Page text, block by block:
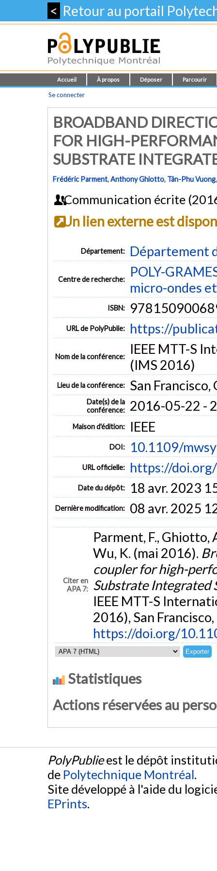
< Retour au portail
Accueil À propos Déposer Parcourir
Se connecter
BROADBAND
FOR HIGH-
SUBSTRATE
Frédéric Parment,Anthony Ghiotto, Tân-Phu Vuong
Communication écrite
Un lien externe est
Département: Département
Centre de recherche:
POLY-
micro-ondes
ISBN:
URL de PolyPublie: https://
Nom de la conférence:
IEEE MTT-S
(IMS 2016)
Lieu de la conférence: San
Date(s) de la
conférence:
2016-05-22 -
Maison d'édition: IEEE
DOI: 10.1109/
URL officielle: https://
Date du dépôt: 18 avr. 2023
Dernière modification: 08 avr. 2025
Citer en
APA 7:
Parment, F., Ghiotto,
Wu, K. (mai 2016).
coupler for high-
Substrate Integrated
IEEE MTT-S
2016), San
https://doi.org/
Statistiques
Actions réservées au
PolyPublieest le dépôt
de Polytechnique Montréal.
Site développé à l'aide du
EPrints.